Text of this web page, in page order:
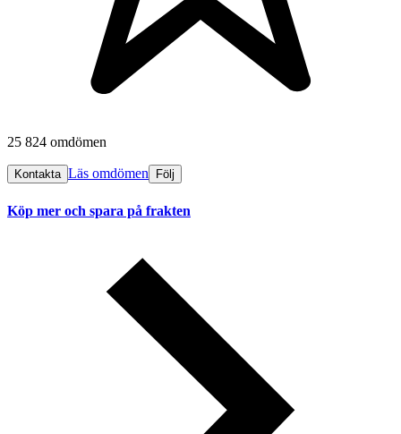
25 824 omdömen
Kontakta Läs omdömen Följ
Köp mer och spara på frakten